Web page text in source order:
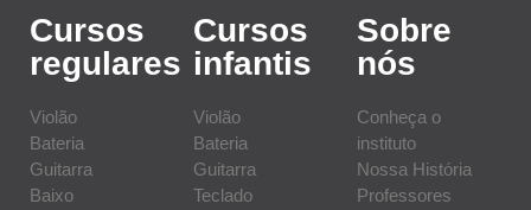
Cursos
regulares
Violão
Bateria
Guitarra
Baixo
Cursos
infantis
Violão
Bateria
Guitarra
Teclado
Sobre
nós
Conheça o
instituto
Nossa História
Professores